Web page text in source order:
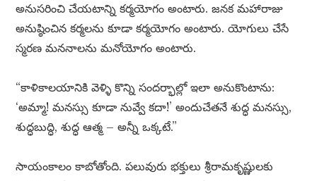
అనుసరించి చేయటాన్ని కర్మయోగం అంటారు. జనక మహారాజు
అనుష్ఠించిన కర్మలను కూడా కర్మయోగం అంటారు. యోగులు చేసే
స్మరణ మననాలను మనోయోగం అంటారు.
“కాళికాలయానికి వెళ్ళి కొన్ని సందర్భాల్లో ఇలా అనుకొంటాను:
‘అమ్మా! మనస్సు కూడా నువ్వే కదా!’ అందుచేతనే శుద్ధ మనస్సు,
శుద్ధబుద్ధి, శుద్ధ ఆత్మ – అన్నీ ఒక్కటే.”
సాయంకాలం కాబోతోంది. పలువురు భక్తులు శ్రీరామకృష్ణులకు